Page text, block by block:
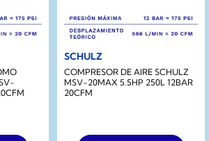
SCHULZ
COMPRESOR DE AIRE SCHULZ
MSV-20MAX 5.5HP 250L 12BAR
20CFM